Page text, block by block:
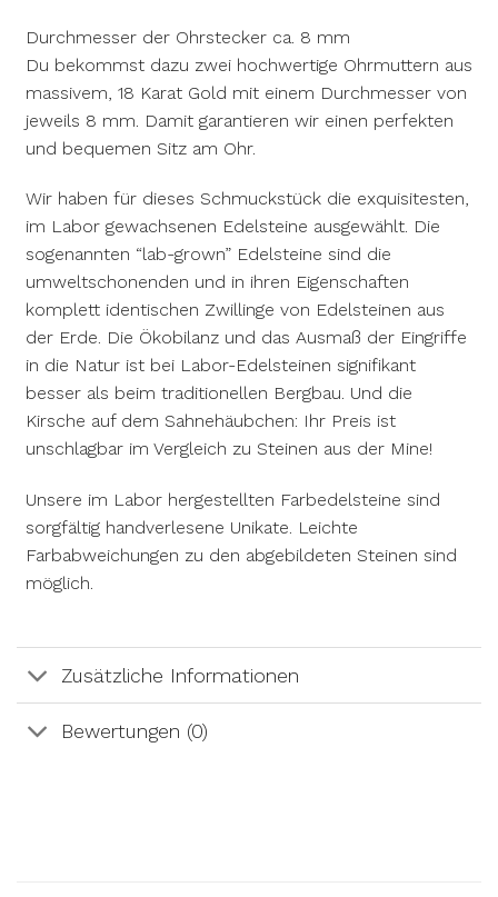
Durchmesser der Ohrstecker ca. 8 mm
Du bekommst dazu zwei hochwertige Ohrmuttern aus
massivem, 18 Karat Gold mit einem Durchmesser von
jeweils 8 mm. Damit garantieren wir einen perfekten
und bequemen Sitz am Ohr.
Wir haben für dieses Schmuckstück die exquisitesten,
im Labor gewachsenen Edelsteine ausgewählt. Die
sogenannten “lab-grown” Edelsteine sind die
umweltschonenden und in ihren Eigenschaften
komplett identischen Zwillinge von Edelsteinen aus
der Erde. Die Ökobilanz und das Ausmaß der Eingriffe
in die Natur ist bei Labor-Edelsteinen signifikant
besser als beim traditionellen Bergbau. Und die
Kirsche auf dem Sahnehäubchen: Ihr Preis ist
unschlagbar im Vergleich zu Steinen aus der Mine!
Unsere im Labor hergestellten Farbedelsteine sind
sorgfältig handverlesene Unikate. Leichte
Farbabweichungen zu den abgebildeten Steinen sind
möglich.
Zusätzliche Informationen
Bewertungen (0)